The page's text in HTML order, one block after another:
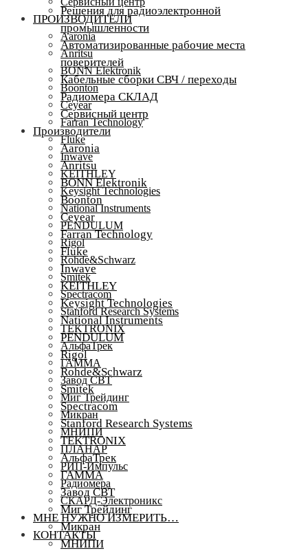
ПРОИЗВОДИТЕЛИ
Aaronia
Anritsu
BONN Elektronik
Boonton
Ceyear
Farran Technology
Fluke
Inwave
KEITHLEY
Keysight Technologies
National Instruments
PENDULUM
Rigol
Rohde&Schwarz
Smitek
Spectracom
Stanford Research Systems
TEKTRONIX
АльфаТрек
ГАММА
Завод СВТ
Миг Трейдинг
Микран
МНИПИ
ПЛАНАР
РИП-Импульс
Радиомера
СКАРД-Электроникс
МНЕ НУЖНО ИЗМЕРИТЬ…
КОНТАКТЫ
Решения для радиоэлектронной
промышленности
Автоматизированные рабочие места
поверителей
Кабельные сборки СВЧ / переходы
Радиомера СКЛАД
Сервисный центр
Производители
Aaronia
Anritsu
BONN Elektronik
Boonton
Ceyear
Farran Technology
Fluke
Inwave
KEITHLEY
Keysight Technologies
National Instruments
PENDULUM
Rigol
Rohde&Schwarz
Smitek
Spectracom
Stanford Research Systems
TEKTRONIX
АльфаТрек
ГАММА
Завод СВТ
Миг Трейдинг
Микран
МНИПИ